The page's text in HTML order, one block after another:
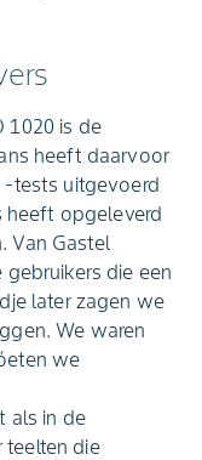
1020 is de
heeft daarvoor
tests uitgevoerd
heeft opgeleverd
Van Gastel
die een
later zagen we
We waren
we
als in de
die